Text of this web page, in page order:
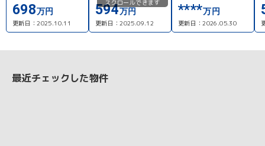
8号地
698万円
更新日：2025.10.11
594万円
更新日：2025.09.12
****万円
更新日：2026.05.30
スクロールできます
最近チェックした物件